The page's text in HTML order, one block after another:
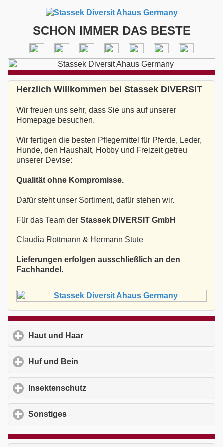
SCHON IMMER DAS BESTE
Herzlich Willkommen bei Stassek DIVERSIT
Wir freuen uns sehr, dass Sie uns auf unserer
Homepage besuchen.
Wir fertigen die besten Pflegemittel für Pferde, Leder,
Hunde, den Haushalt, Hobby und Freizeit getreu
unserer Devise:
Qualität ohne Kompromisse.
Dafür steht unser Sortiment, dafür stehen wir.
Für das Team der Stassek DIVERSIT GmbH
Claudia Rottmann & Hermann Stute
Lieferungen erfolgen ausschließlich an den
Fachhandel.
Haut und Haar
Huf und Bein
Insektenschutz
Sonstiges